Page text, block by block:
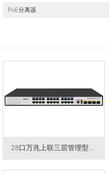
PoE分离器
28口万兆上联三层管理型PoE...